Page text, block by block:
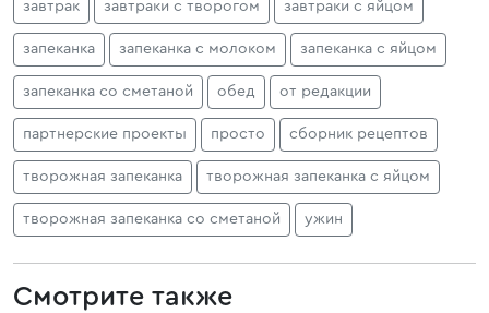
завтрак завтраки с творогом завтраки с яйцом
запеканка запеканка с молоком запеканка с яйцом
запеканка со сметаной обед от редакции
партнерские проекты просто сборник рецептов
творожная запеканка творожная запеканка с яйцом
творожная запеканка со сметаной ужин
Смотрите также